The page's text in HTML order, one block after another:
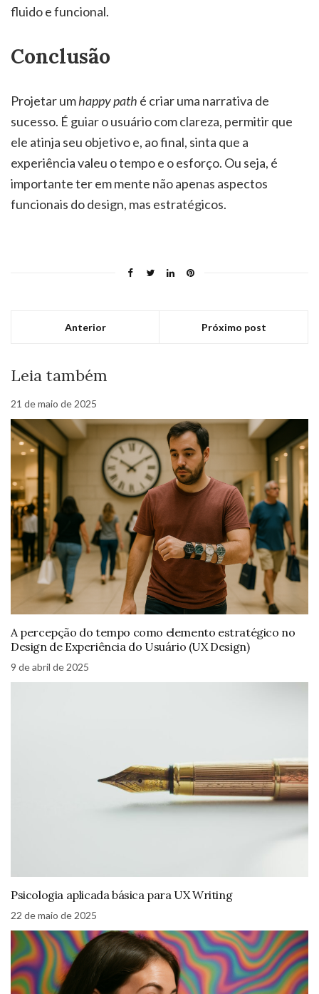
fluido e funcional.
Conclusão
Projetar umhappy path é criar uma narrativa de
sucesso. É guiar o usuário com clareza, permitir que
ele atinja seu objetivo e, ao final, sinta que a
experiência valeu o tempo e o esforço. Ou seja, é
importante ter em mente não apenas aspectos
funcionais do design, mas estratégicos.
Anterior Próximo post
Leia também
21 de maio de 2025
A percepção do tempo como elemento estratégico no
Design de Experiência do Usuário (UX Design)
9 de abril de 2025
Psicologia aplicada básica para UX Writing
22 de maio de 2025